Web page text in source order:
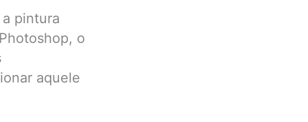
pintura
o
aquele